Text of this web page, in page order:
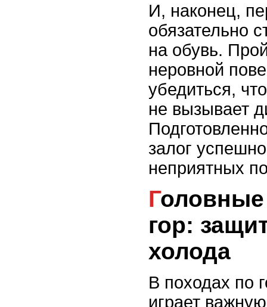
И, наконец,
обязательно
на обувь.
неровной
убедиться,
не вызывает
залог
неприятных
Головные уборы для
гор:
холода
В походах по
играет